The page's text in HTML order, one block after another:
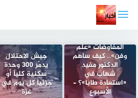
المحتوى
المفاوضات «علم
وفن».. كيف ساهم
الدكتور مفيد
شهاب في
«استعادة طابا»؟ –
الأسبوع
جيش الاحتلال
يدمّر 300 وحدة
سكنية كلياً أو
جزئياً كل يوم في
غزة